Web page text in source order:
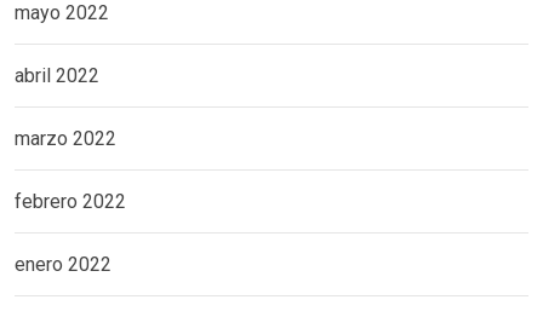
mayo 2022
abril 2022
marzo 2022
febrero 2022
enero 2022